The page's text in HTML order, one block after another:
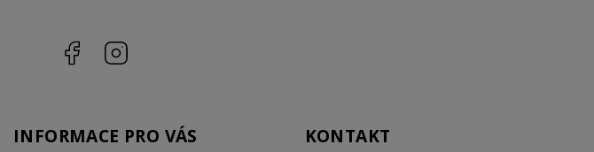
Facebook
INFORMACE PRO VÁS KONTAKT